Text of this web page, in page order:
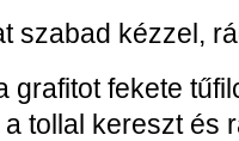
szabad kézzel,
grafitot fekete
tollal kereszt és